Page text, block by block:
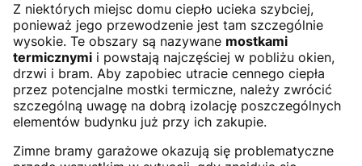
Z niektórych miejsc domu ciepło ucieka szybciej,
ponieważ jego przewodzenie jest tam szczególnie
wysokie. Te obszary są nazywane mostkami
termicznymi i powstają najczęściej w pobliżu okien,
drzwi i bram. Aby zapobiec utracie cennego ciepła
przez potencjalne mostki termiczne, należy zwrócić
szczególną uwagę na dobrą izolację poszczególnych
elementów budynku już przy ich zakupie.
Zimne bramy garażowe okazują się problematyczne